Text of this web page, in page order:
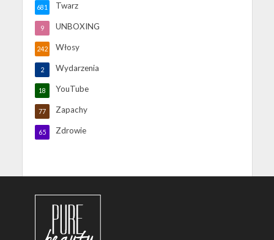
Twarz
681
UNBOXING
9
Włosy
242
Wydarzenia
2
YouTube
18
Zapachy
77
Zdrowie
65